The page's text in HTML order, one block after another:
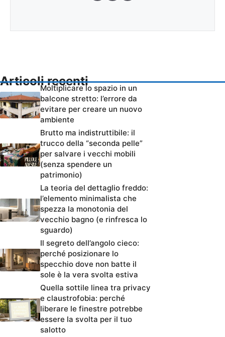
Articoli recenti
Moltiplicare lo spazio in un
balcone stretto: l’errore da
evitare per creare un nuovo
ambiente
Brutto ma indistruttibile: il
trucco della “seconda pelle”
per salvare i vecchi mobili
(senza spendere un
patrimonio)
La teoria del dettaglio freddo:
l’elemento minimalista che
spezza la monotonia del
vecchio bagno (e rinfresca lo
sguardo)
Il segreto dell’angolo cieco:
perché posizionare lo
specchio dove non batte il
sole è la vera svolta estiva
Quella sottile linea tra privacy
e claustrofobia: perché
liberare le finestre potrebbe
essere la svolta per il tuo
salotto